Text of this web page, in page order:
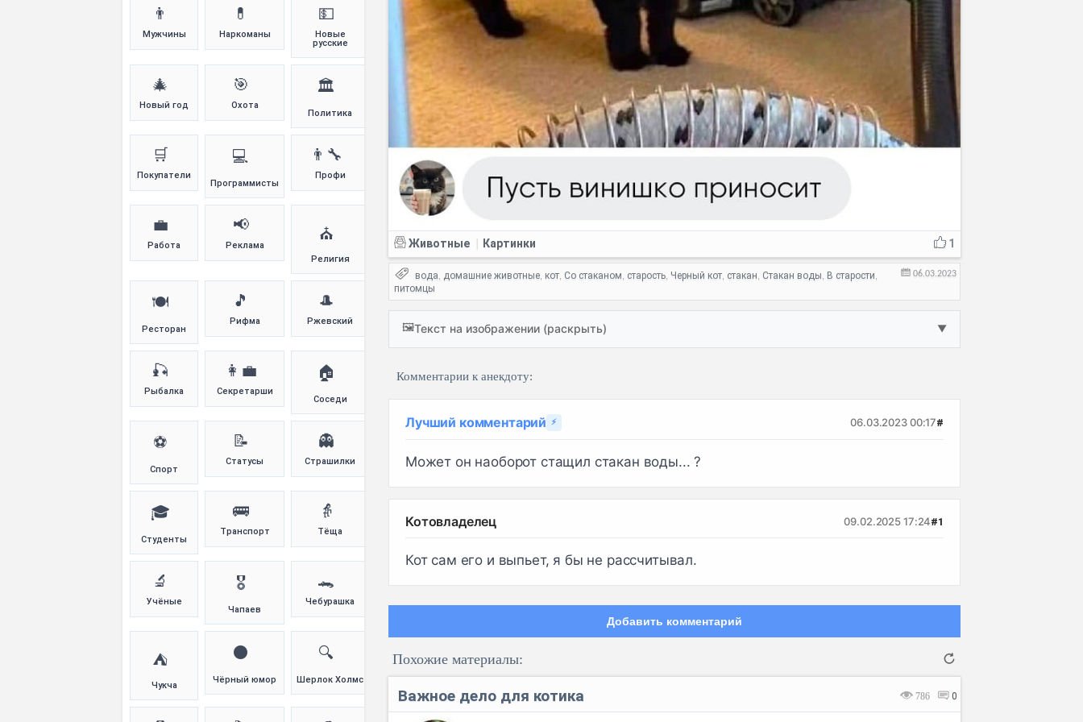
1
Животные Картинки
06.03.2023
вода, домашние животные, кот, Со стаканом, старость, Черный кот, стакан, Стакан воды, В старости,
питомцы
🖼️Текст на изображении (раскрыть) ▼
Комментарии к анекдоту:
Лучший комментарий ⚡ 06.03.2023 00:17#
Может он наоборот стащил стакан воды... ?
Котовладелец 09.02.2025 17:24#1
Кот сам его и выпьет, я бы не рассчитывал.
Добавить комментарий
Похожие материалы:
786 0
Важное дело для котика
👨
Мужчины
💊
Наркоманы
💵
Новые
русские
🎄
Новый год
🎯
Охота
🏛️
Политика
🛒
Покупатели
💻
Программисты
👨‍🔧
Профи
💼
Работа
📢
Реклама
⛪
Религия
🍽️
Ресторан
🎵
Рифма
🎩
Ржевский
🎣
Рыбалка
👩‍💼
Секретарши
🏠
Соседи
⚽
Спорт
📝
Статусы
👻
Страшилки
🎓
Студенты
🚌
Транспорт
👵
Тёща
🔬
Учёные
🎖️
Чапаев
🐊
Чебурашка
⛺
Чукча
⚫
Чёрный юмор
🔍
Шерлок Холмс